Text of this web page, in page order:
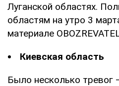
Луганской областях.
областям на утро 3
материале
Киевская область
Было несколько тревог